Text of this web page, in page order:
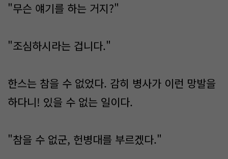
"무슨 얘기를 하는 거지?"
"조심하시라는 겁니다."
한스는 참을 수 없었다. 감히 병사가 이런 망발을
하다니! 있을 수 없는 일이다.
"참을 수 없군, 헌병대를 부르겠다."